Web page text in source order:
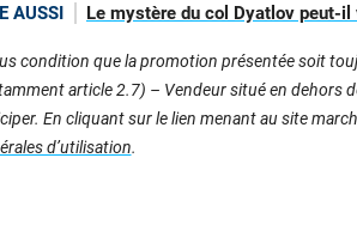
AUSSI Le mystère du col Dyatlov peut-il
condition que la promotion présentée soit
article 2.7) – Vendeur situé en dehors
En cliquant sur le lien menant au site
d’utilisation.